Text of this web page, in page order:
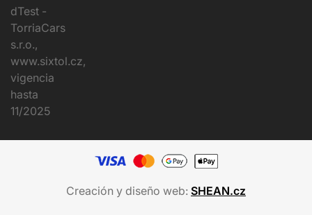
Creación y diseño web: SHEAN.cz